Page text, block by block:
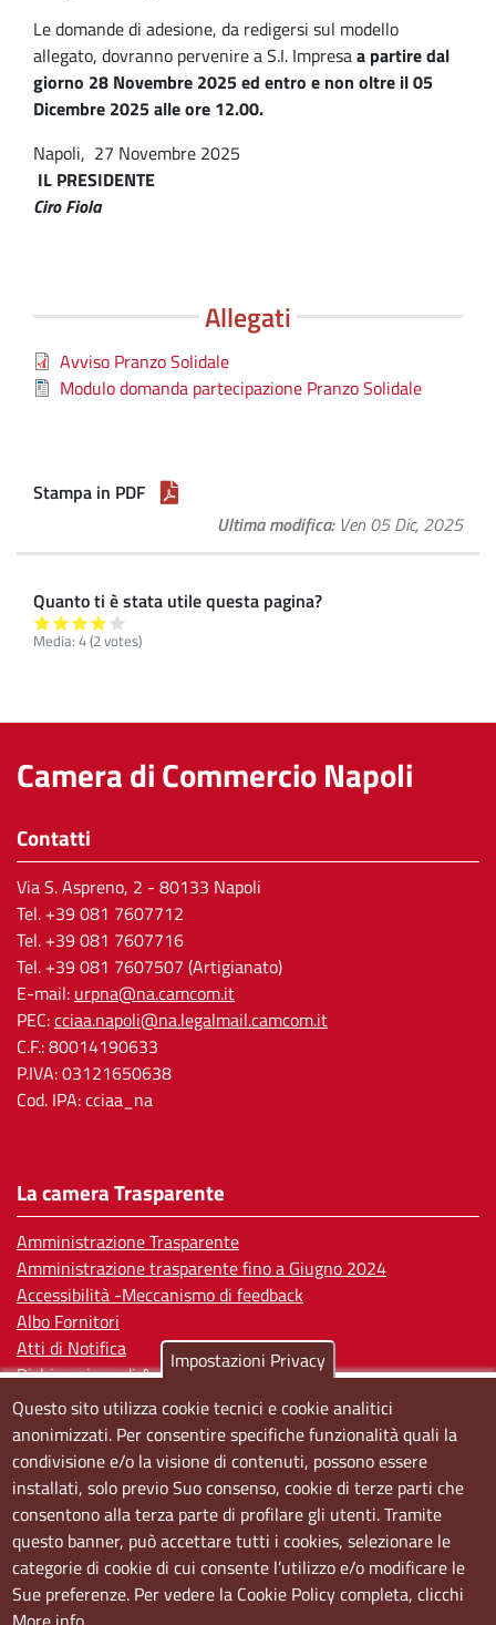
Le domande di adesione, da redigersi sul modello
allegato, dovranno pervenire a S.I. Impresaa partire dal
giorno 28 Novembre 2025 ed entro e non oltre il 05
Dicembre 2025 alle ore 12.00.
Napoli, 27 Novembre 2025
IL PRESIDENTE
Ciro Fiola
Allegati
Avviso Pranzo Solidale
Modulo domanda partecipazione Pranzo Solidale
Stampa in PDF
Ultima modifica Ven 05 Dic, 2025
Quanto ti è stata utile questa pagina?
Media: 4(2votes)
Camera di Commercio Napoli
Contatti
Via S. Aspreno, 2 - 80133 Napoli
Tel. +39 081 7607712
Tel. +39 081 7607716
Tel. +39 081 7607507 (Artigianato)
E-mail: urpna@na.camcom.it
PEC:cciaa.napoli@na.legalmail.camcom.it
C.F.: 80014190633
P.IVA: 03121650638
Cod. IPA: cciaa_na
La camera Trasparente
Amministrazione Trasparente
Amministrazione trasparente fino a Giugno 2024
Accessibilità -Meccanismo di feedback
Albo Fornitori
Atti di Notifica
Dichiarazione di Accessibilità
Sedi e orari
Sede Centrale:
Via S. Aspreno, 2, 80133 Napoli NA
Sede Secondaria:
Corso Meridionale, 58 80143 Napoli NA
Orari
Impostazioni Privacy
Questo sito utilizza cookie tecnici e cookie analitici
anonimizzati. Per consentire specifiche funzionalità quali la
condivisione e/o la visione di contenuti, possono essere
installati, solo previo Suo consenso, cookie di terze parti che
consentono alla terza parte di profilare gli utenti. Tramite
questo banner, può accettare tutti i cookies, selezionare le
categorie di cookie di cui consente l’utilizzo e/o modificare le
Sue preferenze. Per vedere la Cookie Policy completa, clicchi